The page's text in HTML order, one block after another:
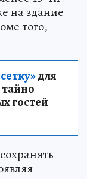
на здание
того,
для
гостей